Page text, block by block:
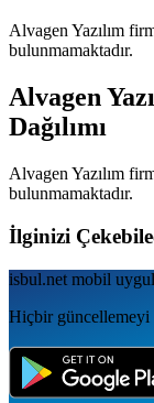
Alvagen Yazılım
bulunmamaktadır.
Alvagen
Dağılımı
Alvagen Yazılım
bulunmamaktadır.
İlginizi
isbul.net mobil
Hiçbir güncellemeyi